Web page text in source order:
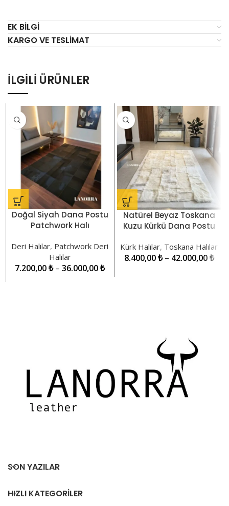
EK BILGI
KARGO VE TESLIMAT
İLGILI ÜRÜNLER
Doğal Siyah Dana Postu
Patchwork Halı
Deri Halılar, Patchwork Deri
Halılar
7.200,00₺ – 36.000,00₺
Natürel Beyaz Toskana
Kuzu Kürkü Dana Postu
Kürk Halılar, Toskana Halılar
8.400,00₺ – 42.000,00₺
SON YAZILAR
HIZLI KATEGORILER